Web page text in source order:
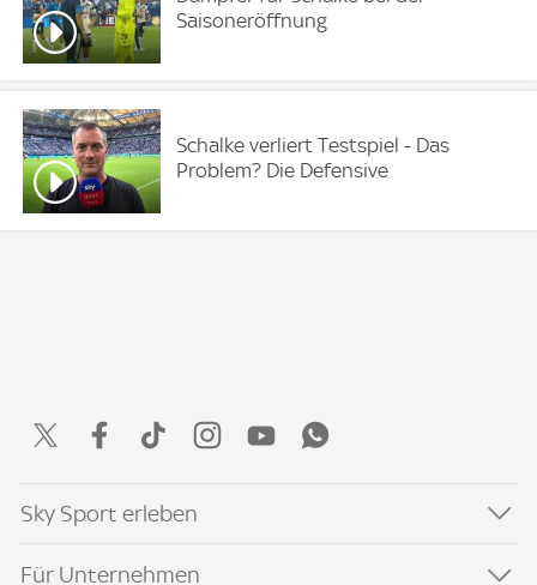
Saisoneröffnung
Schalke verliert Testspiel - Das
Problem? Die Defensive
Sky Sport erleben
Für Unternehmen